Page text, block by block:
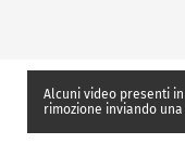
Alcuni video presenti
rimozione inviando